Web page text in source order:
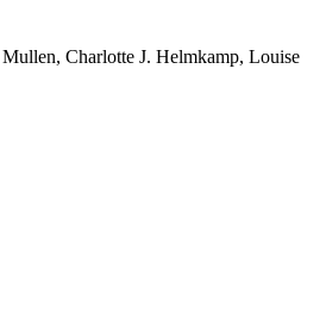
Charlotte J. Helmkamp, Louise